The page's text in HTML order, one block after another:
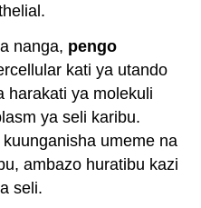
nanga, pengo
kati ya utando
harakati ya molekuli
ya seli karibu.
umeme na
ambazo huratibu kazi
seli.